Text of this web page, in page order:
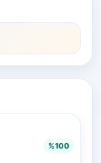
%100